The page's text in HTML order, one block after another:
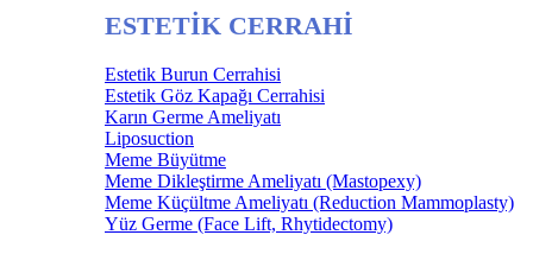
ESTETİK CERRAHİ
Estetik Burun Cerrahisi
Estetik Göz Kapağı Cerrahisi
Karın Germe Ameliyatı
Liposuction
Meme Büyütme
Meme Dikleştirme Ameliyatı (Mastopexy)
Meme Küçültme Ameliyatı (Reduction Mammoplasty)
Yüz Germe (Face Lift, Rhytidectomy)